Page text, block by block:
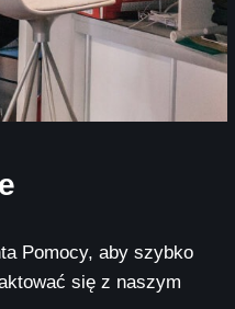
Pomocy, aby szybko
się z naszym